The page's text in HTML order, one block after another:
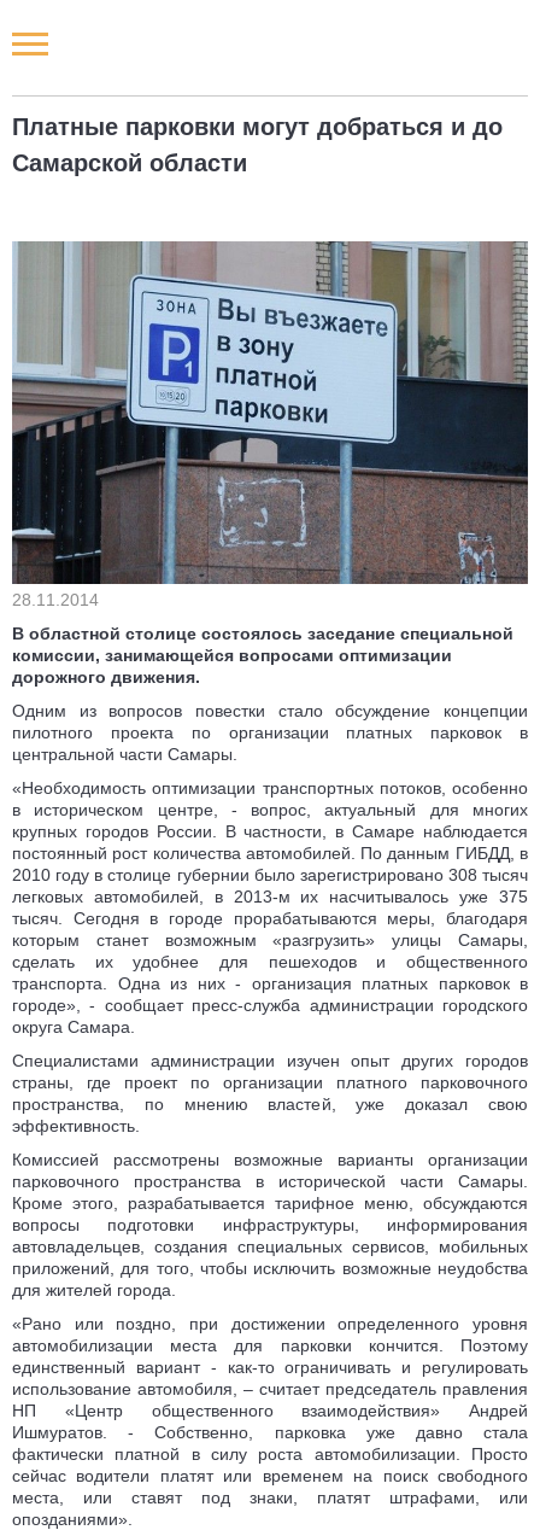
Платные парковки могут добраться и до
Самарской области
28.11.2014
В областной столице состоялось заседание специальной
комиссии, занимающейся вопросами оптимизации
дорожного движения.
Одним из вопросов повестки стало обсуждение концепции
пилотного проекта по организации платных парковок в
центральной части Самары.
«Необходимость оптимизации транспортных потоков, особенно
в историческом центре, - вопрос, актуальный для многих
крупных городов России. В частности, в Самаре наблюдается
постоянный рост количества автомобилей. По данным ГИБДД, в
2010 году в столице губернии было зарегистрировано 308 тысяч
легковых автомобилей, в 2013-м их насчитывалось уже 375
тысяч. Сегодня в городе прорабатываются меры, благодаря
которым станет возможным «разгрузить» улицы Самары,
сделать их удобнее для пешеходов и общественного
транспорта. Одна из них - организация платных парковок в
городе», - сообщает пресс-служба администрации городского
округа Самара.
Специалистами администрации изучен опыт других городов
страны, где проект по организации платного парковочного
пространства, по мнению властей, уже доказал свою
эффективность.
Комиссией рассмотрены возможные варианты организации
парковочного пространства в исторической части Самары.
Кроме этого, разрабатывается тарифное меню, обсуждаются
вопросы подготовки инфраструктуры, информирования
автовладельцев, создания специальных сервисов, мобильных
приложений, для того, чтобы исключить возможные неудобства
для жителей города.
«Рано или поздно, при достижении определенного уровня
автомобилизации места для парковки кончится. Поэтому
единственный вариант - как-то ограничивать и регулировать
использование автомобиля, – считает председатель правления
НП «Центр общественного взаимодействия» Андрей
Ишмуратов. - Собственно, парковка уже давно стала
фактически платной в силу роста автомобилизации. Просто
сейчас водители платят или временем на поиск свободного
места, или ставят под знаки, платят штрафами, или
опозданиями».
Новости РФ
Городские новости
Наши мероприятия